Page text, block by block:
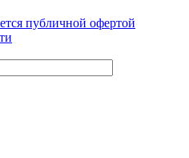
публичной офертой